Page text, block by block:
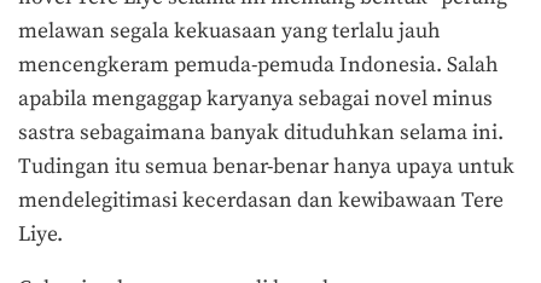
melawan segala kekuasaan yang terlalu jauh
mencengkeram pemuda-pemuda Indonesia. Salah
apabila mengaggap karyanya sebagai novel minus
sastra sebagaimana banyak dituduhkan selama ini.
Tudingan itu semua benar-benar hanya upaya untuk
mendelegitimasi kecerdasan dan kewibawaan Tere
Liye.